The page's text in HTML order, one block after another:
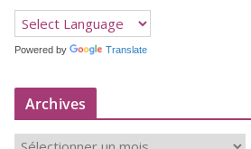
Powered by Translate
Archives